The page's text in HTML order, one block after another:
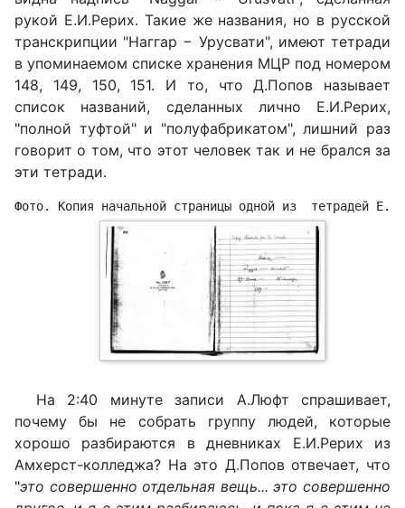
рукой Е.И.Рерих. Такие же названия, но в русской
транскрипции "Наггар − Урусвати", имеют тетради
в упоминаемом списке хранения МЦР под номером
148, 149, 150, 151. И то, что Д.Попов называет
список названий, сделанных лично Е.И.Рерих,
"полной туфтой" и "полуфабрикатом", лишний раз
говорит о том, что этот человек так и не брался за
эти тетради.
Фото. Копия начальной страницы одной из  тетрадей
На 2:40 минуте записи А.Люфт спрашивает,
почему бы не собрать группу людей, которые
хорошо разбираются в дневниках Е.И.Рерих из
Амхерст-колледжа? На это Д.Попов отвечает, что
"это совершенно отдельная вещь... это совершенно